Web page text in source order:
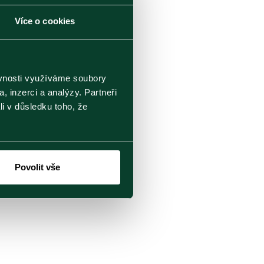
Více o cookies
využíváme soubory
inzerci a analýzy. Partneři
v důsledku toho, že
Povolit vše
nádorových
tyto jednoduché
cév, spalují